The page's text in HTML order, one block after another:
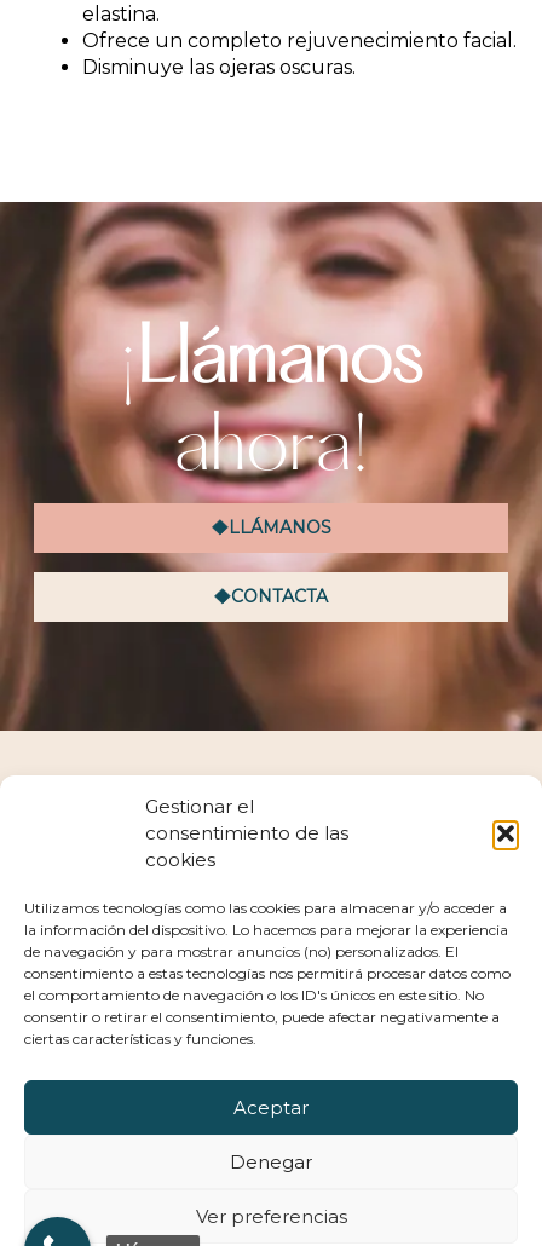
Gestionar el
consentimiento de las
cookies
Utilizamos tecnologías como las cookies para almacenar y/o acceder a
la información del dispositivo. Lo hacemos para mejorar la experiencia
de navegación y para mostrar anuncios (no) personalizados. El
consentimiento a estas tecnologías nos permitirá procesar datos como
el comportamiento de navegación o los ID's únicos en este sitio. No
consentir o retirar el consentimiento, puede afectar negativamente a
ciertas características y funciones.
Aceptar
Denegar
Ver preferencias
elastina.
Ofrece un completo rejuvenecimiento facial.
Disminuye las ojeras oscuras.
¡Llámanos
ahora!
LLÁMANOS
CONTACTA
Otrastécnicas
aplicadas
Theme